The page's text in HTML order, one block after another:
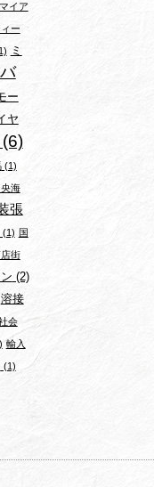
マイア
ー
ミ
ー
ヤ
(6)
(1)
海
張
(1) 国
街
(2)
溶接
会
輸入
(1)